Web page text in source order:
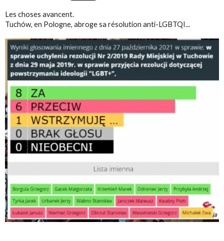
Les choses avancent.
Tuchów, en Pologne, abroge sa résolution anti-LGBTQI...